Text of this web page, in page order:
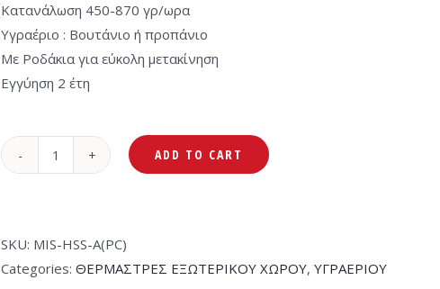
Κατανάλωση 450-870 γρ/ωρα
Υγραέριο : Βουτάνιο ή προπάνιο
Με Ροδάκια για εύκολη μετακίνηση
Εγγύηση 2 έτη
Mistral
Μανιτάρι
Υγραερίου
ADD TO CART
SKU: MIS-HSS-A(PC)
Categories: ΘΕΡΜΑΣΤΡΕΣ ΕΞΩΤΕΡΙΚΟΥ ΧΩΡΟΥ, ΥΓΡΑΕΡΙΟΥ